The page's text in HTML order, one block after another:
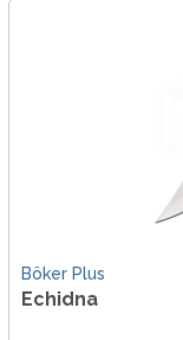
Böker Plus
Echidna